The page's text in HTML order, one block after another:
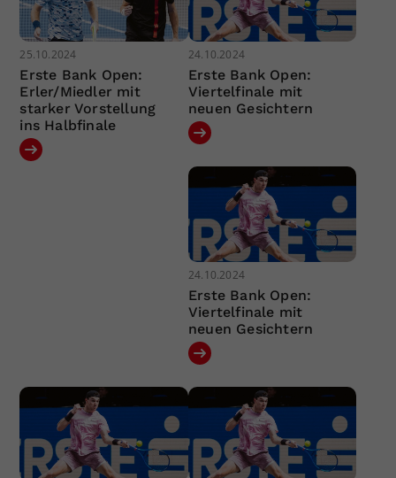
25.10.2024
Erste Bank Open:
Erler/Miedler mit
starker Vorstellung
ins Halbfinale
24.10.2024
Erste Bank Open:
Viertelfinale mit
neuen Gesichtern
24.10.2024
Erste Bank Open:
Viertelfinale mit
neuen Gesichtern